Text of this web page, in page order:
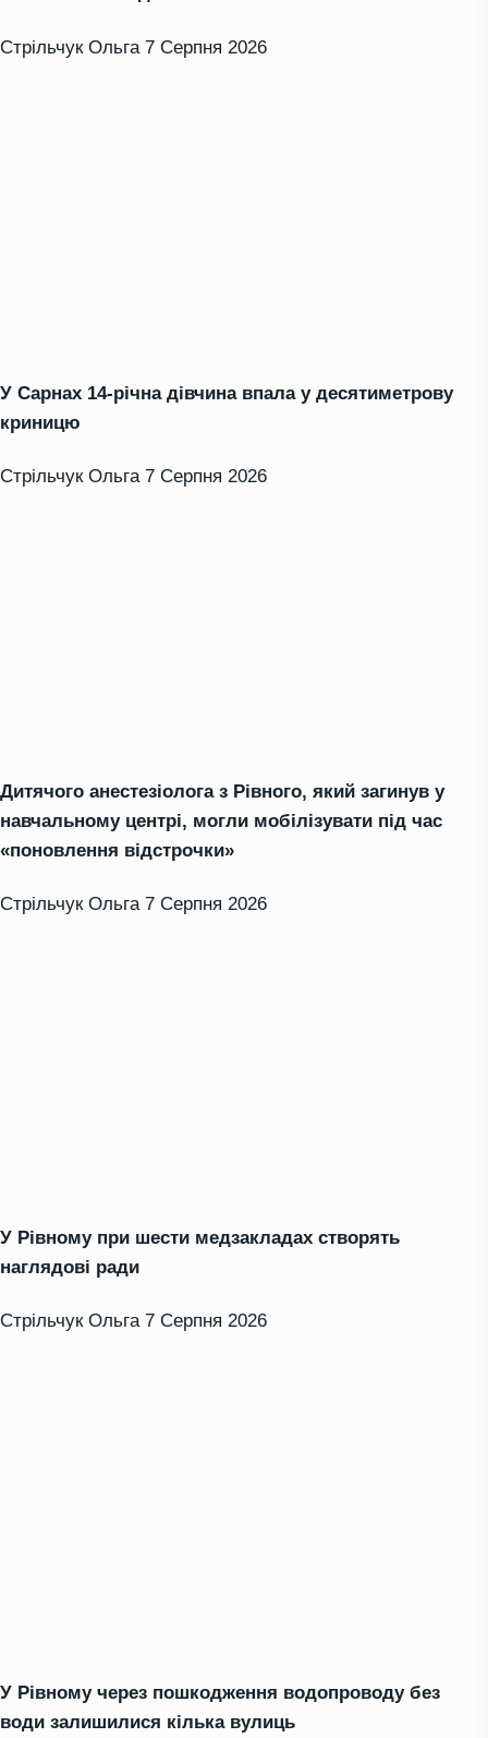
Стрільчук Ольга 7 Серпня 2026
У Сарнах 14-річна дівчина впала у десятиметрову
криницю
Стрільчук Ольга 7 Серпня 2026
Дитячого анестезіолога з Рівного, який загинув у
навчальному центрі, могли мобілізувати під час
«поновлення відстрочки»
Стрільчук Ольга 7 Серпня 2026
У Рівному при шести медзакладах створять
наглядові ради
Стрільчук Ольга 7 Серпня 2026
У Рівному через пошкодження водопроводу без
води залишилися кілька вулиць